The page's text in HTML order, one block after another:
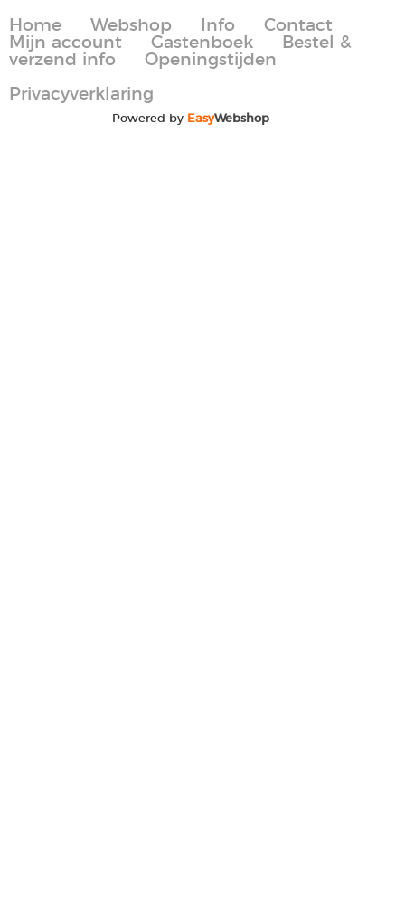
Home Webshop Info
Contact
Mijn account
Gastenboek
Bestel &
verzend info
Openingstijden
Privacyverklaring
Powered by EasyWebshop